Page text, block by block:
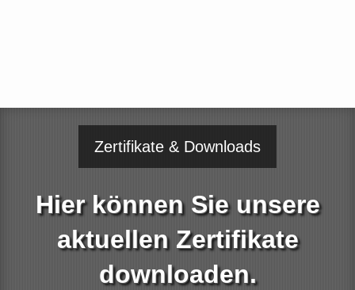
Zertifikate & Downloads
Hier können Sie unsere
aktuellen Zertifikate
downloaden.